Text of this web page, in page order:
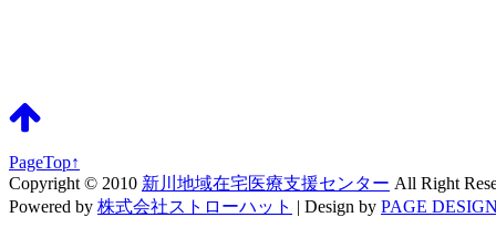
PageTop↑
Copyright © 2010 新川地域在宅医療支援センター All Right
Powered by 株式会社ストローハット | Design by PAGE